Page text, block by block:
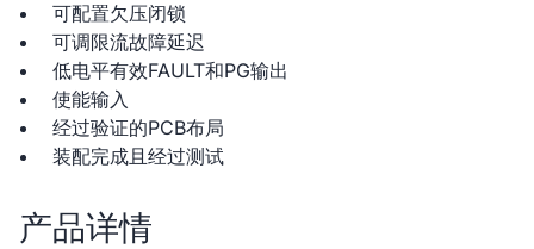
可配置欠压闭锁
可调限流故障延迟
低电平有效FAULT和PG输出
使能输入
经过验证的PCB布局
装配完成且经过测试
产品详情